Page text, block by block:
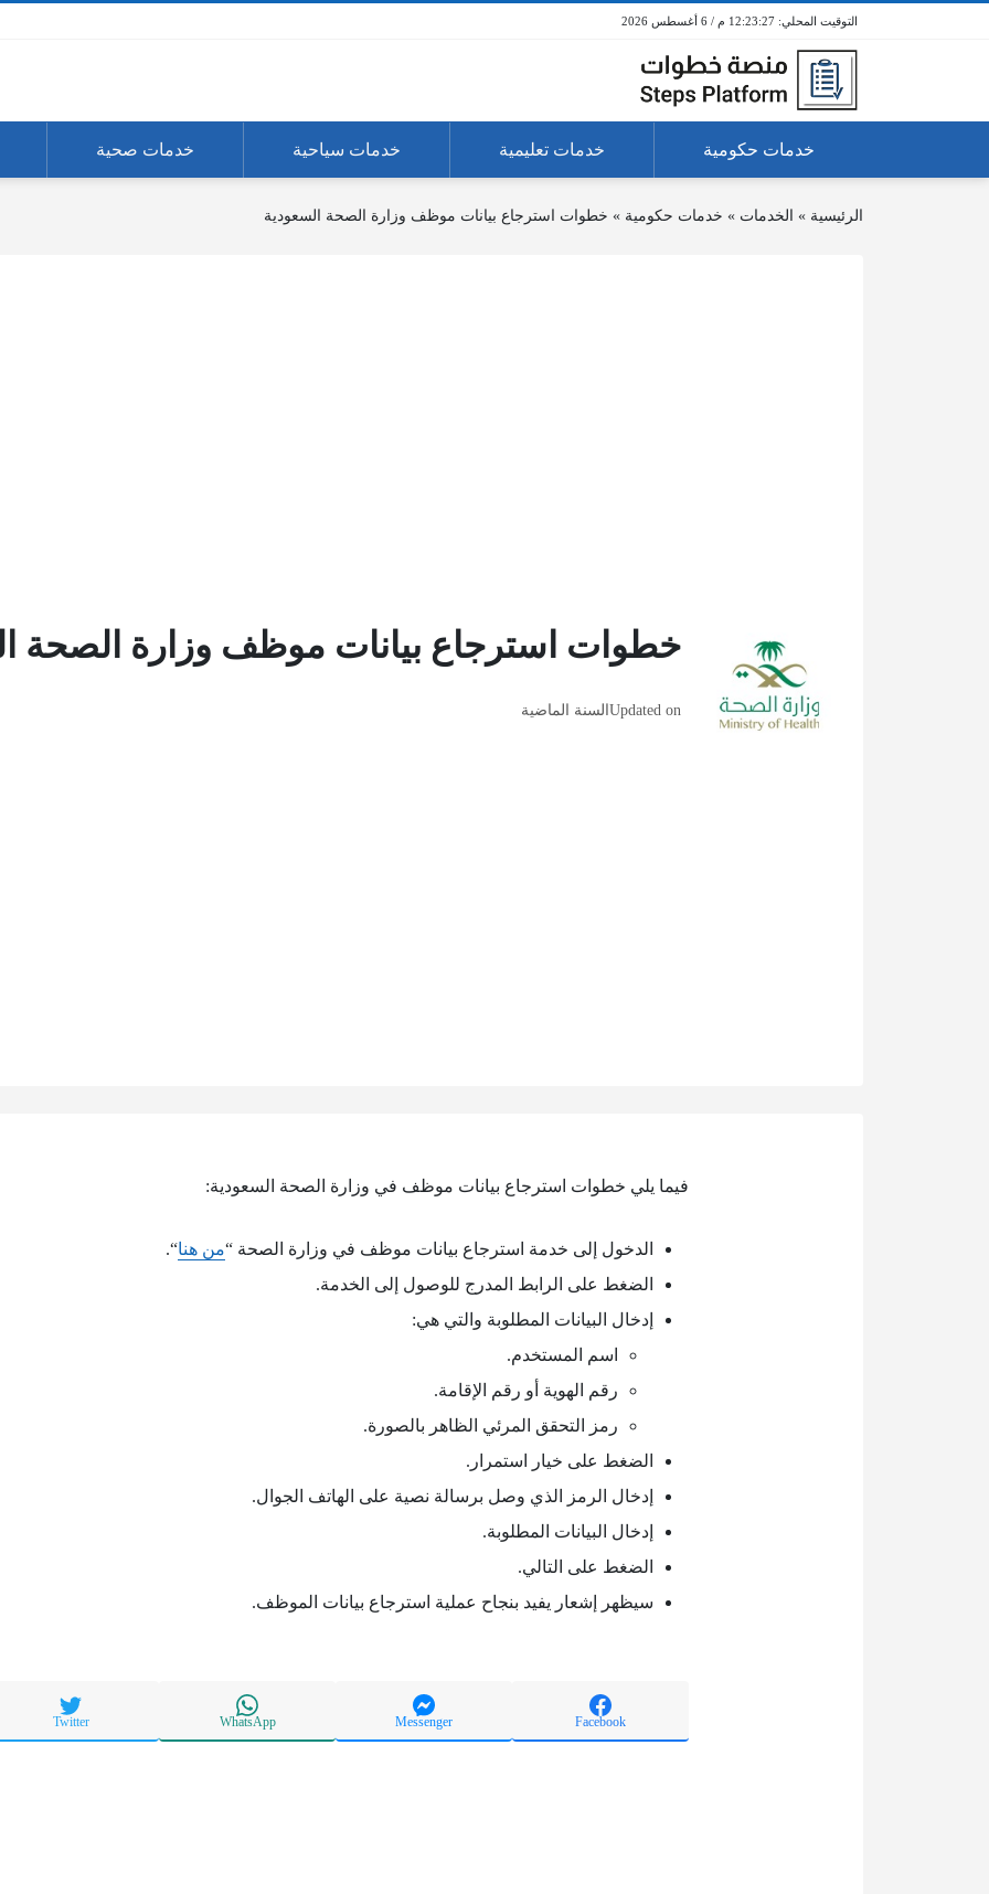
12:23:28 م / 6 أغسطس 2026
خدمات حكومية خدمات تعليمية خدمات سياحية خدمات صحية
الرئيسية » الخدمات » خدمات حكومية » خطوات استرجاع بيانات موظف وزارة الصحة السعودية
خطوات استرجاع بيانات موظف وزارة الصحة
Updated onالسنة الماضية
فيما يلي خطوات استرجاع بيانات موظف في وزارة الصحة السعودية:
الدخول إلى خدمة استرجاع بيانات موظف في وزارة الصحة “من هنا“.
الضغط على الرابط المدرج للوصول إلى الخدمة.
إدخال البيانات المطلوبة والتي هي:
اسم المستخدم.
رقم الهوية أو رقم الإقامة.
رمز التحقق المرئي الظاهر بالصورة.
الضغط على خيار استمرار.
إدخال الرمز الذي وصل برسالة نصية على الهاتف الجوال.
إدخال البيانات المطلوبة.
الضغط على التالي.
سيظهر إشعار يفيد بنجاح عملية استرجاع بيانات الموظف.
Facebook
Messenger
WhatsApp
Twitter